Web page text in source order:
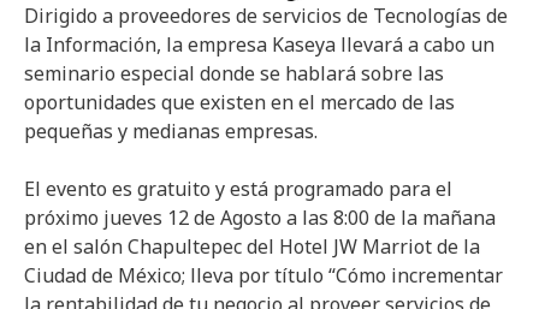
Dirigido a proveedores de servicios de Tecnologías de
la Información, la empresa Kaseya llevará a cabo un
seminario especial donde se hablará sobre las
oportunidades que existen en el mercado de las
pequeñas y medianas empresas.
El evento es gratuito y está programado para el
próximo jueves 12 de Agosto a las 8:00 de la mañana
en el salón Chapultepec del Hotel JW Marriot de la
Ciudad de México; lleva por título “Cómo incrementar